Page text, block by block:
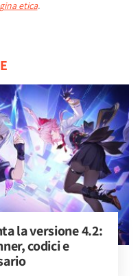
etica.
la versione 4.2:
codici e